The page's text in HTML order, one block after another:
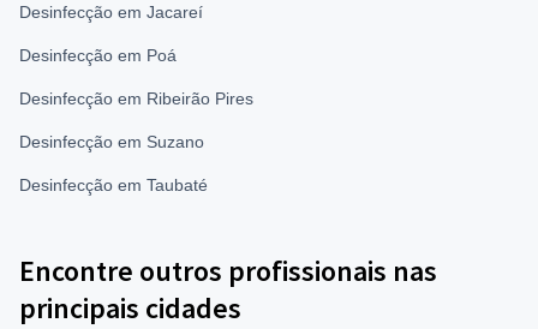
Desinfecção em Jacareí
Desinfecção em Poá
Desinfecção em Ribeirão Pires
Desinfecção em Suzano
Desinfecção em Taubaté
Encontre outros profissionais nas
principais cidades